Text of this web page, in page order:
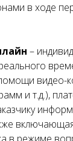
в ходе
–
видео-
и т.д.),